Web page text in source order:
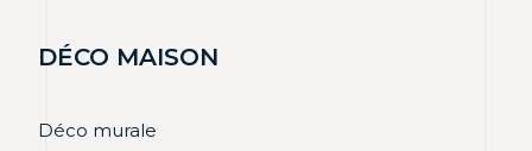
DÉCO MAISON
Déco murale